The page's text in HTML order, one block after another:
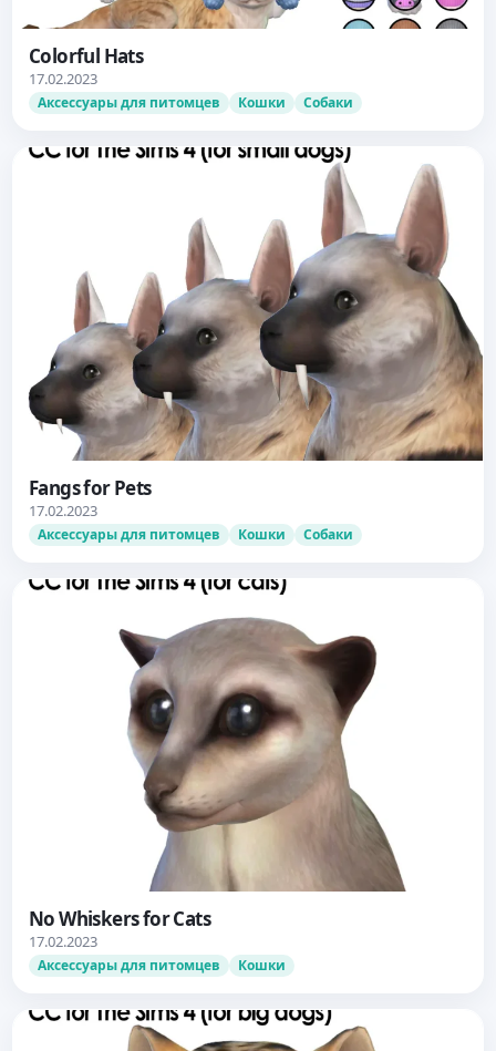
Colorful Hats
17.02.2023
Аксессуары для питомцев Кошки Собаки
Fangs for Pets
17.02.2023
Аксессуары для питомцев Кошки Собаки
No Whiskers for Cats
17.02.2023
Аксессуары для питомцев Кошки